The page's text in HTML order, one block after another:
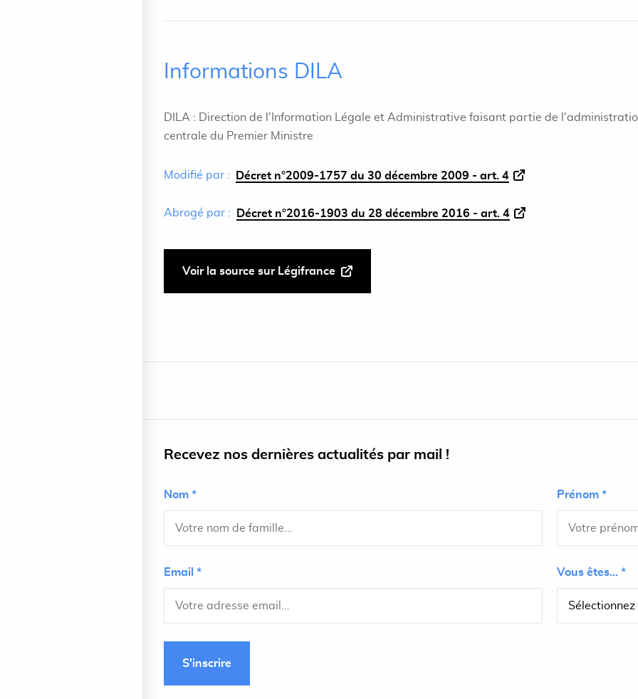
Informations DILA
DILA : Direction de l'Information Légale et Administrative faisant partie de
centrale du Premier Ministre
Modifié par : Décret n°2009-1757 du 30 décembre 2009 - art. 4
Abrogé par : Décret n°2016-1903 du 28 décembre 2016 - art. 4
Voir la source sur Légifrance
Recevez nos dernières actualités par mail !
Nom * Prénom *
Email * Vous êtes... *
S'inscrire